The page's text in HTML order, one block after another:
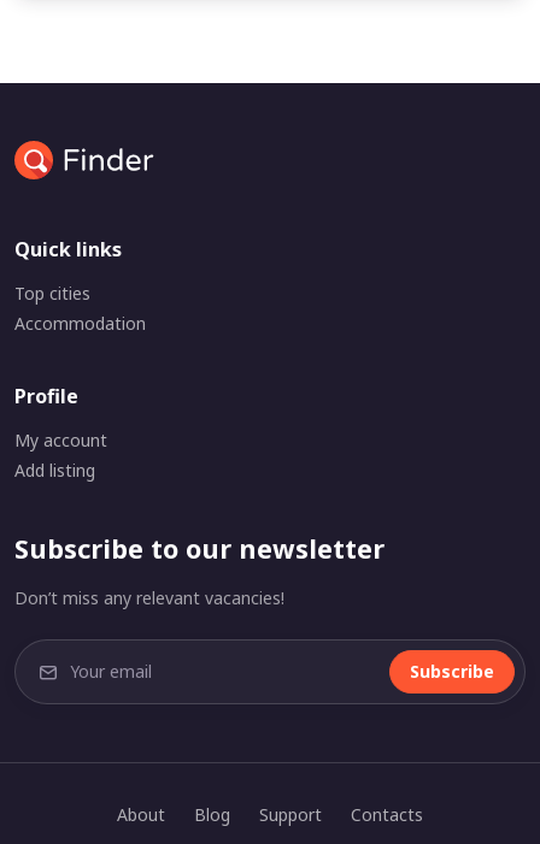
Quick links
Top cities
Accommodation
Profile
My account
Add listing
Subscribe to our newsletter
Don’t miss any relevant vacancies!
Subscribe
About Blog Support Contacts